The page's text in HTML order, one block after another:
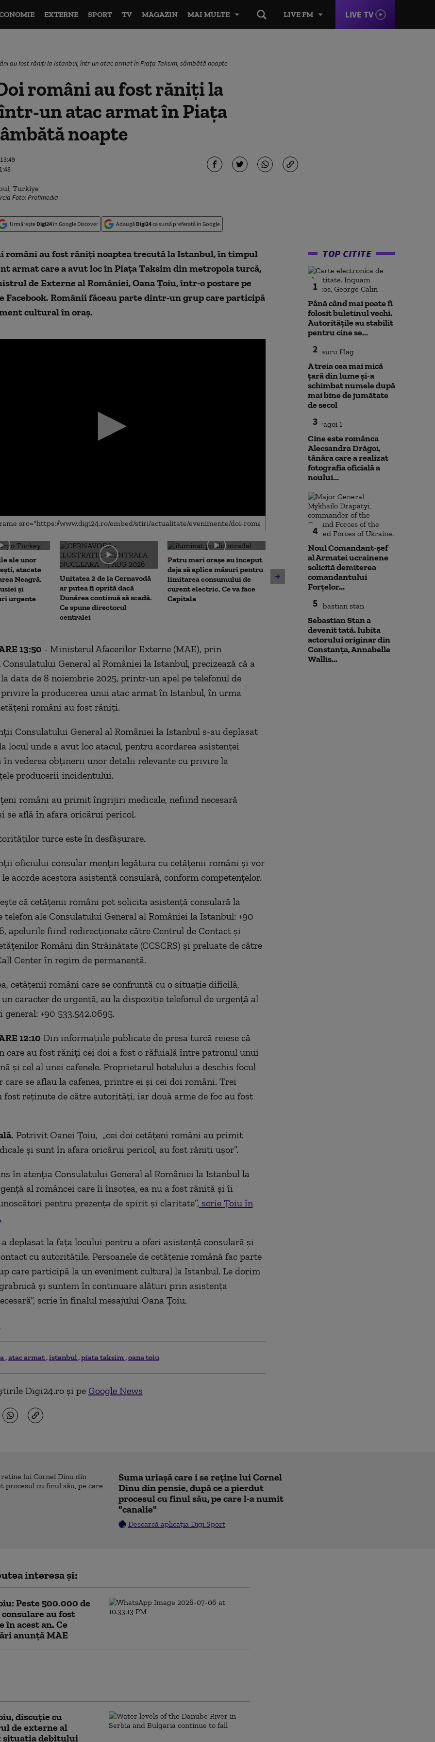
LIVE FM LIVE TV
EXTERNE SPORT TV MAGAZIN MAI MULTE
au fost răniți la Istanbul, într-un atac armat în Piața Taksim, sâmbătă noapte
români au fost răniți la
un atac armat în Piața
noapte
Foto: Profimedia
Urmărește Digi24în Google Discover Adaugă Digi24ca sursă preferată în Google
români au fost răniți noaptea trecută la Istanbul, în timpul
armat care a avut loc în Piața Taksim din metropola turcă,
de Externe al României, Oana Țoiu, într-o postare pe
Facebook. Românii făceau parte dintr-un grup care participă
cultural în oraș.
ale unor
atacate
Neagră.
și
urgente
Unitatea 2 de la Cernavodă
ar putea fi oprită dacă
Dunărea continuă să scadă.
Ce spune directorul
centralei
Patru mari orașe au început
deja să aplice măsuri pentru
limitarea consumului de
curent electric. Ce va face
Capitala
Alertă pe o plajă din
Mamaia, după ce au fost
observate bucăți de dronă.
perimetrul
Amenzi
13:50 - Ministerul Afacerilor Externe (MAE), prin
General al României la Istanbul, precizează că a
data de 8 noiembrie 2025, printr-un apel pe telefonul de
la producerea unui atac armat în Istanbul, în urma
români au fost răniţi.
Consulatului General al României la Istanbul s-au deplasat
locul unde a avut loc atacul, pentru acordarea asistenţei
în vederea obţinerii unor detalii relevante cu privire la
producerii incidentului.
români au primit îngrijiri medicale, nefiind necesară
se află în afara oricărui pericol.
turce este în desfăşurare.
oficiului consular menţin legătura cu cetăţenii români şi vor
acorde acestora asistenţă consulară, conform competenţelor.
că cetăţenii români pot solicita asistenţă consulară la
telefon ale Consulatului General al României la Istanbul: +90
apelurile fiind redirecţionate către Centrul de Contact şi
Români din Străinătate (CCSCRS) şi preluate de către
Center în regim de permanenţă.
cetăţenii români care se confruntă cu o situaţie dificilă,
un caracter de urgenţă, au la dispoziţie telefonul de urgenţă al
+90 533.542.0695.
12:10 Din informațiile publicate de presa turcă reiese că
care au fost răniți cei doi a fost o răfuială între patronul unui
și cel al unei cafenele. Proprietarul hotelului a deschis focul
care se aflau la cafenea, printre ei și cei doi români. Trei
fost reținute de către autorități, iar două arme de foc au fost
Potrivit Oanei Țoiu, „cei doi cetățeni români au primit
și sunt în afara oricărui pericol, au fost răniți uşor”.
în atenția Consulatului General al României la Istanbul la
al româncei care îi însoțea, ea nu a fost rănită şi îi
pentru prezența de spirit şi claritate”, scrie Țoiu în
a deplasat la fața locului pentru a oferi asistență consulară şi
cu autoritățile. Persoanele de cetățenie română fac parte
care participă la un eveniment cultural la Istanbul. Le dorim
și suntem în continuare alături prin asistența
scrie în finalul mesajului Oana Țoiu.
atac armat istanbul piata taksim oana toiu
Digi24.ro și pe Google News
TOP CITITE
1
Până când mai poate fi
folosit buletinul vechi.
Autoritățile au stabilit
pentru cine se...
2
A treia cea mai mică
țară din lume și-a
schimbat numele după
mai bine de jumătate
de secol
3
Cine este românca
Alecsandra Drăgoi,
tânăra care a realizat
fotografia oficială a
noului...
4
Noul Comandant-șef
al Armatei ucrainene
solicită demiterea
comandantului
Forțelor...
5
Sebastian Stan a
devenit tată. Iubita
actorului originar din
Constanța, Annabelle
Wallis...
Suma uriașă care i se reține lui Cornel
Dinu din pensie, după ce a pierdut
procesul cu finul său, pe care l-a numit
"canalie"
Descarcă aplicația Digi Sport
interesa și:
Peste 500.000 de
au fost
în acest an. Ce
anunță MAE
discuție cu
de externe al
situația debitului